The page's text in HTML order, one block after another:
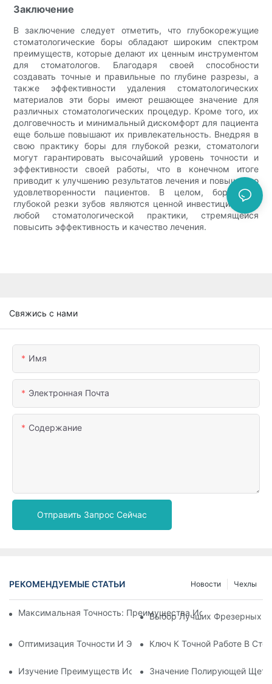
Заключение
В заключение следует отметить, что глубокорежущие
стоматологические боры обладают широким спектром
преимуществ, которые делают их ценным инструментом
для стоматологов. Благодаря своей способности
создавать точные и правильные по глубине разрезы, а
также эффективности удаления стоматологических
материалов эти боры имеют решающее значение для
различных стоматологических процедур. Кроме того, их
долговечность и минимальный дискомфорт для пациента
еще больше повышают их привлекательность. Внедряя в
свою практику боры для глубокой резки, стоматологи
могут гарантировать высочайший уровень точности и
эффективности своей работы, что в конечном итоге
приводит к улучшению результатов лечения и повышению
удовлетворенности пациентов. В целом, боры для
глубокой резки зубов являются ценной инвестицией для
любой стоматологической практики, стремящейся
повысить эффективность и качество лечения.
Свяжись с нами
Имя
Электронная Почта
Содержание
Отправить Запрос Сейчас
РЕКОМЕНДУЕМЫЕ СТАТЬИ Чехлы
Новости
Максимальная Точность: Преимущества Использования
Выбор Лучших Фрезерных
Оптимизация Точности И Эффективности С Помощью
Ключ К Точной Работе В
Изучение Преимуществ ИспользованияЗначение Полирующей